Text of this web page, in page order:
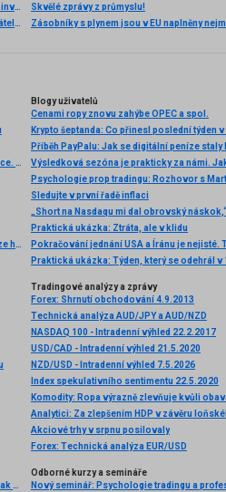
NASDAQ po silném růstu koriguje. Co stojí za změnou nálady investorů?
INVESTIČNÍ GLOSA: Trump americký nákup jenů nálepkuje přátelstvím. Pravda je jinde
Skvělé zprávy z průmyslu!
Tento týždeň priniesol ďalšie silné dáta z amerického trhu práce. Rast miezd by mal ešte viac zrýchliť.
Výprodej na dolaru zesiluje, ale příčiny pádu americké měny lze hledat jen obtížně
Blogy uživatelů
Cenami ropy znovu zahýbe OPEC a spol.
Příběh PayPalu: Jak se digitální peníze
Sledujte v první řadě inflaci
Praktická ukázka: Ztráta, ale v klidu
Praktická ukázka: Týden, který se odehrál v
Tradingové analýzy a zprávy
Forex: Shrnutí obchodování 4.9.2013
Technická analýza AUD/JPY a AUD/NZD
NASDAQ 100 - Intradenní výhled 22.2.2017
USD/CAD - Intradenní výhled 21.5.2020
NZD/USD - Intradenní výhled 7.5.2026
Index spekulativního sentimentu 22.5.2020
Akciové trhy v srpnu posilovaly
Forex: Technická analýza EUR/USD
Světový bestseller o tradingu v češtině! Úspěšní obchodníci: Jak běžní lidé porážejí Wall Street v jeho vlastní hře
Odborné kurzy a semináře